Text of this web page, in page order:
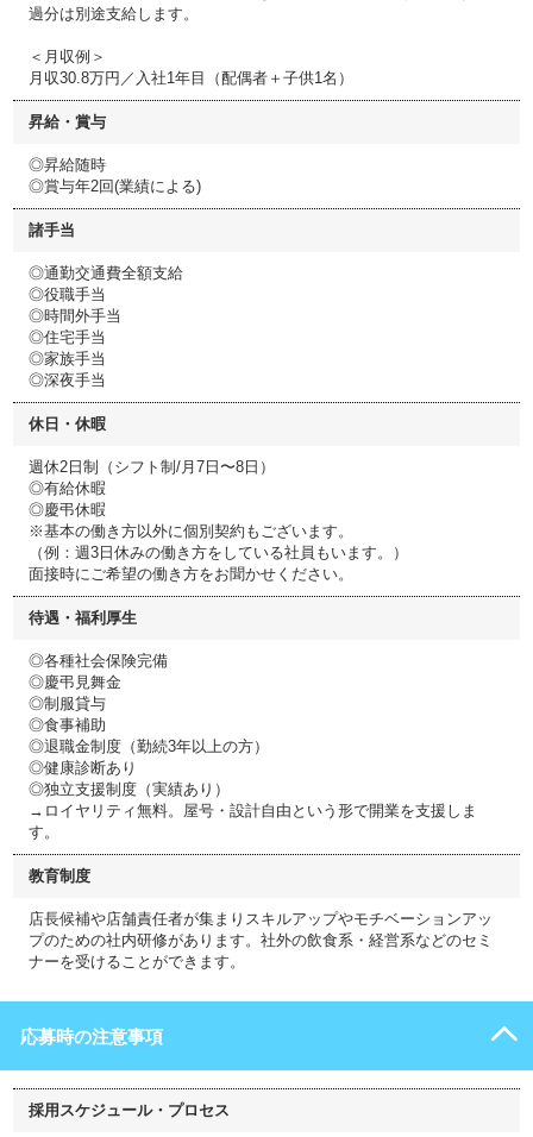
過分は別途支給します。
＜月収例＞
月収30.8万円／入社1年目（配偶者＋子供1名）
昇給・賞与
◎昇給随時
◎賞与年2回(業績による)
諸手当
◎通勤交通費全額支給
◎役職手当
◎時間外手当
◎住宅手当
◎家族手当
◎深夜手当
休日・休暇
週休2日制（シフト制/月7日〜8日）
◎有給休暇
◎慶弔休暇
※基本の働き方以外に個別契約もございます。
（例：週3日休みの働き方をしている社員もいます。）
面接時にご希望の働き方をお聞かせください。
待遇・福利厚生
◎各種社会保険完備
◎慶弔見舞金
◎制服貸与
◎食事補助
◎退職金制度（勤続3年以上の方）
◎健康診断あり
◎独立支援制度（実績あり）
→ロイヤリティ無料。屋号・設計自由という形で開業を支援しま
す。
教育制度
店長候補や店舗責任者が集まりスキルアップやモチベーションアッ
プのための社内研修があります。社外の飲食系・経営系などのセミ
ナーを受けることができます。
応募時の注意事項
採用スケジュール・プロセス